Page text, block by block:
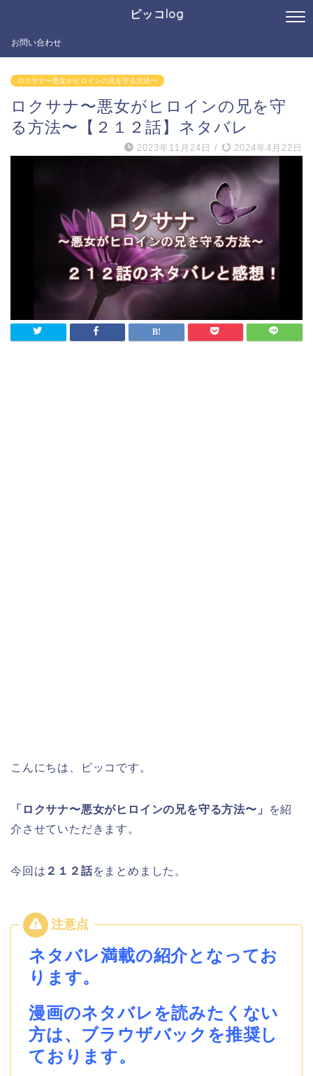
ピッコlog
お問い合わせ
ロクサナ〜悪女がヒロインの兄を守る方法〜
ロクサナ〜悪女がヒロインの兄を守
る方法〜【２１２話】ネタバレ
2023年11月24日 / 2024年4月22日
こんにちは、ピッコです。
「ロクサナ〜悪女がヒロインの兄を守る方法〜」
を紹
介させていただきます。
今回は ２１２ 話をまとめました。
ネタバレ満載の紹介となってお
ります。
漫画のネタバレを読みたくない
方は、ブラウザバックを推奨し
ております。